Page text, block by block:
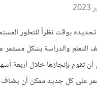
بوقت نظراً للتطور
والدراسة بشكل مستمر
أن تقوم بإنجازها خلال أربعة
على كل جديد ممكن أن يضاف